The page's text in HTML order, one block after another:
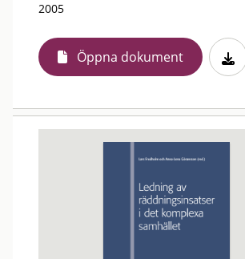
2005
Öppna dokument